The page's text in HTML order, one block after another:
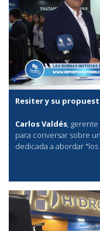
Resiter y su
Carlos Valdés,
para conversar sobre
dedicada a abordar